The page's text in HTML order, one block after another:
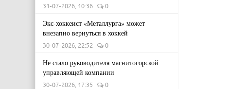
31-07-2026, 10:36 0
Экс-хоккеист «Металлурга» может
внезапно вернуться в хоккей
30-07-2026, 22:52 0
Не стало руководителя магнитогорской
управляющей компании
30-07-2026, 17:35 0